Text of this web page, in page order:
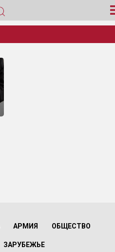
АРМИЯ ОБЩЕСТВО
ЗАРУБЕЖЬЕ